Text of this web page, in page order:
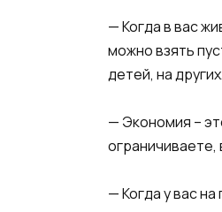
— Когда в вас
можно взять
детей, на
— Экономия –
ограничиваете,
— Когда у вас